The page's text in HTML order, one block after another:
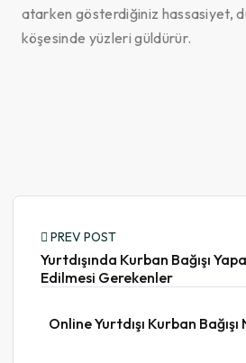
atarken gösterdiğiniz hassasiyet,
köşesinde yüzleri güldürür.
PREV POST
Yurtdışında Kurban Bağışı
Edilmesi Gerekenler
Online Yurtdışı Kurban Bağışı